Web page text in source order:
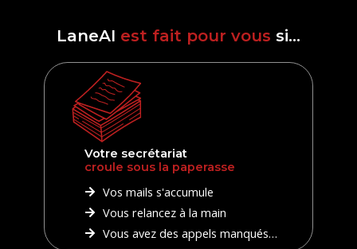
LaneAI est fait pour vous si...
Votre secrétariat
croule sous la paperasse
Vos mails s'accumule
Vous relancez à la main
Vous avez des appels manqués…